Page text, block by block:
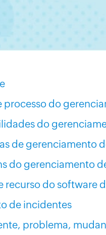
do
do
de gerenciamento
do gerenciamento
recurso do software
de incidentes
problema,